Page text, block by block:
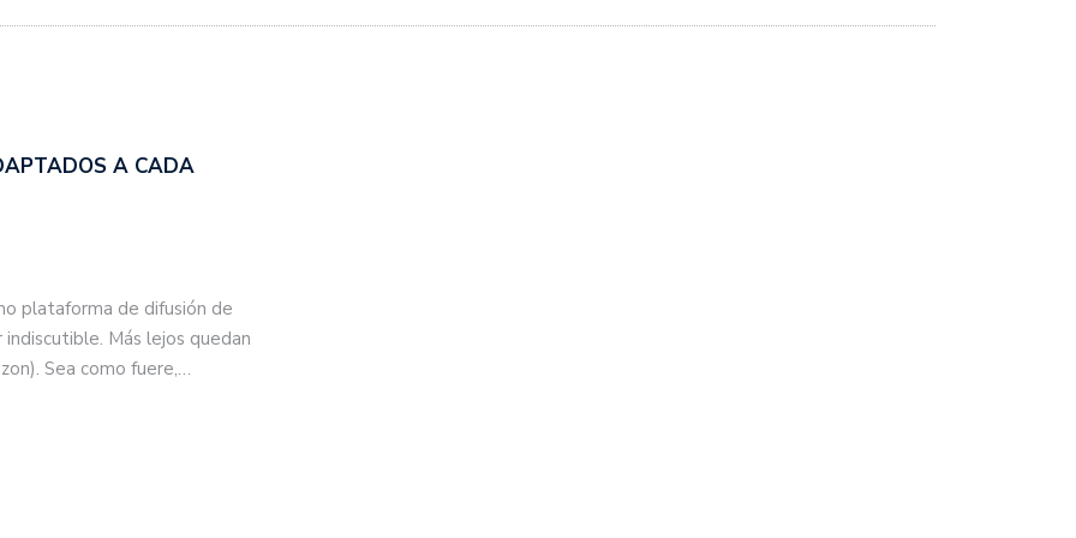
A CADA
plataforma de difusión de
Más lejos quedan
Sea como fuere,…